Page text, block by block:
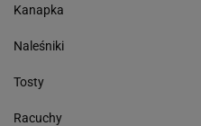
Kanapka
Naleśniki
Tosty
Racuchy